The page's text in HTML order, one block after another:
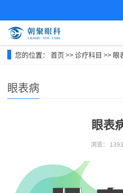
您的位置： 首页 >>诊疗科目 >> 眼
眼表病
眼表
浏览：